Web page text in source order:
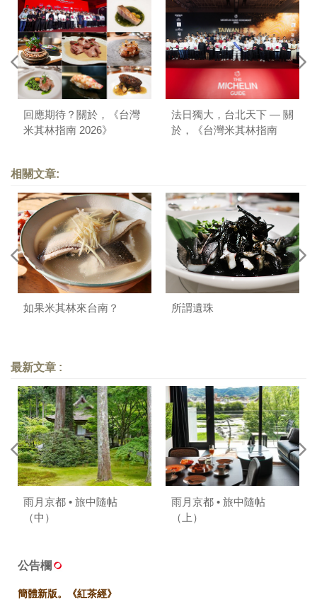
回應期待？關於，《台灣
米其林指南 2026》
法日獨大，台北天下 — 關
於，《台灣米其林指南
相關文章:
如果米其林來台南？ 所謂遺珠
最新文章 :
雨月京都 • 旅中隨帖
（中）
雨月京都 • 旅中隨帖
（上）
公告欄
簡體新版。《紅茶經》